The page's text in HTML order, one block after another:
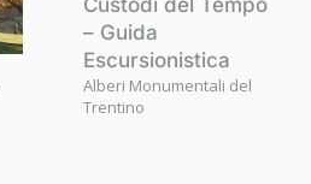
Custodi del Tempo
– Guida
Escursionistica
Alberi Monumentali del
Trentino